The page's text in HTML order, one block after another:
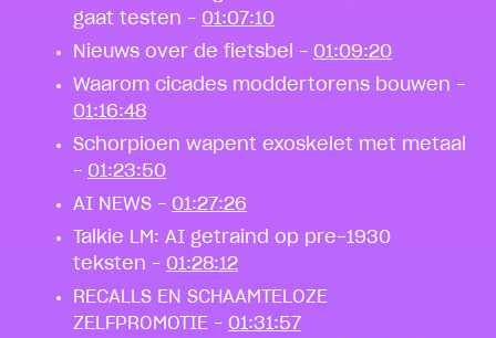
gaat testen – 01:07:10
Nieuws over de fietsbel – 01:09:20
Waarom cicades moddertorens bouwen –
01:16:48
Schorpioen wapent exoskelet met metaal
– 01:23:50
AI NEWS – 01:27:26
Talkie LM: AI getraind op pre-1930
teksten – 01:28:12
RECALLS EN SCHAAMTELOZE
ZELFPROMOTIE – 01:31:57